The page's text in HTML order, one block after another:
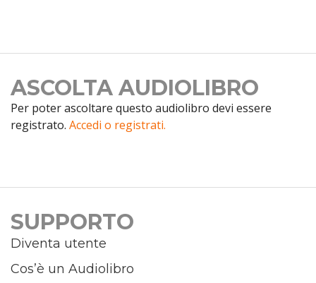
ASCOLTA AUDIOLIBRO
Per poter ascoltare questo audiolibro devi essere
registrato. Accedi o registrati.
SUPPORTO
Diventa utente
Cos’è un Audiolibro